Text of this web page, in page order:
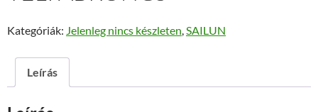
Kategóriák: Jelenleg nincs készleten SAILUN
Leírás